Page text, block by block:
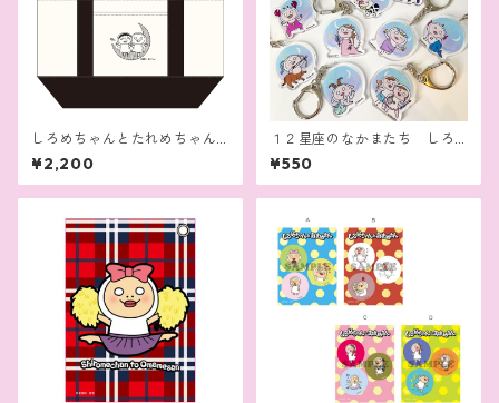
しろめちゃんとたれめちゃん
ミニトートバッグ
¥2,200
１２星座のなかまたち しろ
めちゃんアクリルキーホルダ
ー
¥550